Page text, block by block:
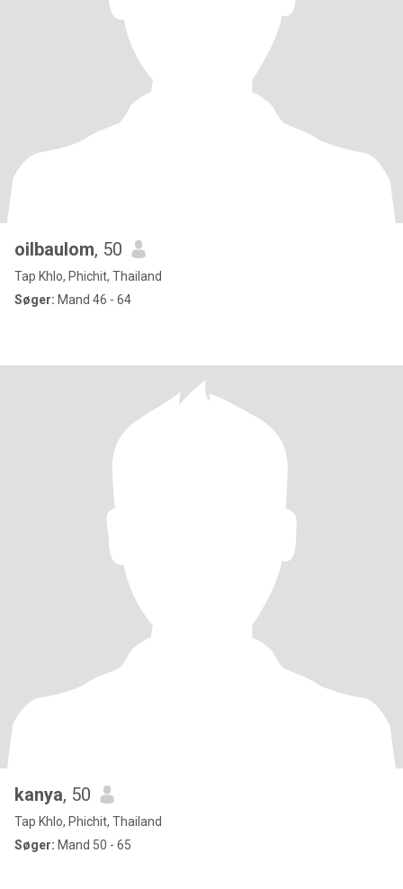
oilbaulom, 50
Tap Khlo, Phichit, Thailand
Søger: Mand 46 - 64
kanya, 50
Tap Khlo, Phichit, Thailand
Søger: Mand 50 - 65